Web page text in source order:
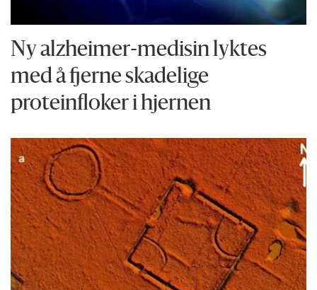
Ny alzheimer-medisin lyktes
med å fjerne skadelige
proteinfloker i hjernen